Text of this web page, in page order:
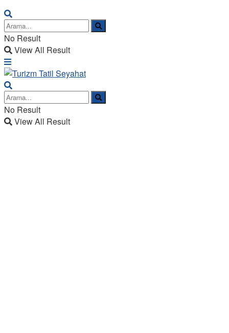
No Result
View All Result
No Result
View All Result